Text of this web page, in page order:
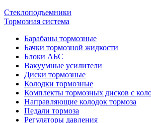
Стеклоподъемники
Тормозная система
Барабаны тормозные
Бачки тормозной жидкости
Блоки АБС
Вакуумные усилители
Диски тормозные
Колодки тормозные
Комплекты тормозных дисков с
Направляющие колодок тормоза
Педали тормоза
Регуляторы давления